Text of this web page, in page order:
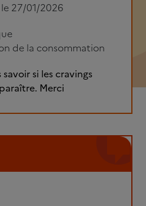
27/01/2026
de la consommation
savoir si les cravings
Merci